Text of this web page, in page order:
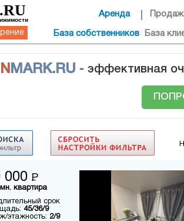
Аренда
База собственников База
MARK.RU - эффективная
000 Р
квартира
срок
45/36/9
этажность: 2/9